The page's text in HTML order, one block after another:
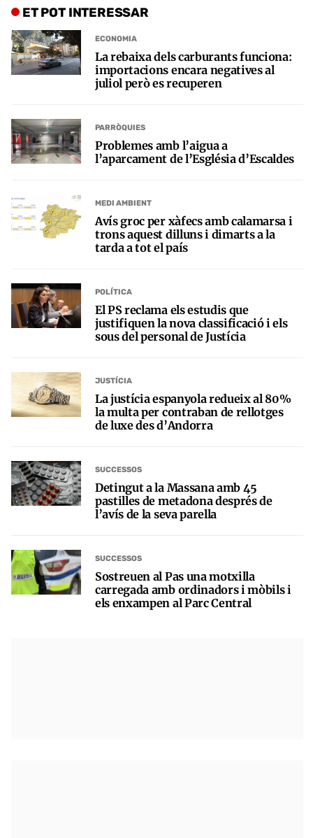
ET POT INTERESSAR
ECONOMIA
La rebaixa dels carburants funciona:
importacions encara negatives al
juliol però es recuperen
PARRÒQUIES
Problemes amb l’aigua a
l’aparcament de l’Església d’Escaldes
MEDI AMBIENT
Avís groc per xàfecs amb calamarsa i
trons aquest dilluns i dimarts a la
tarda a tot el país
POLÍTICA
El PS reclama els estudis que
justifiquen la nova classificació i els
sous del personal de Justícia
JUSTÍCIA
La justícia espanyola redueix al 80%
la multa per contraban de rellotges
de luxe des d’Andorra
SUCCESSOS
Detingut a la Massana amb 45
pastilles de metadona després de
l’avís de la seva parella
SUCCESSOS
Sostreuen al Pas una motxilla
carregada amb ordinadors i mòbils i
els enxampen al Parc Central